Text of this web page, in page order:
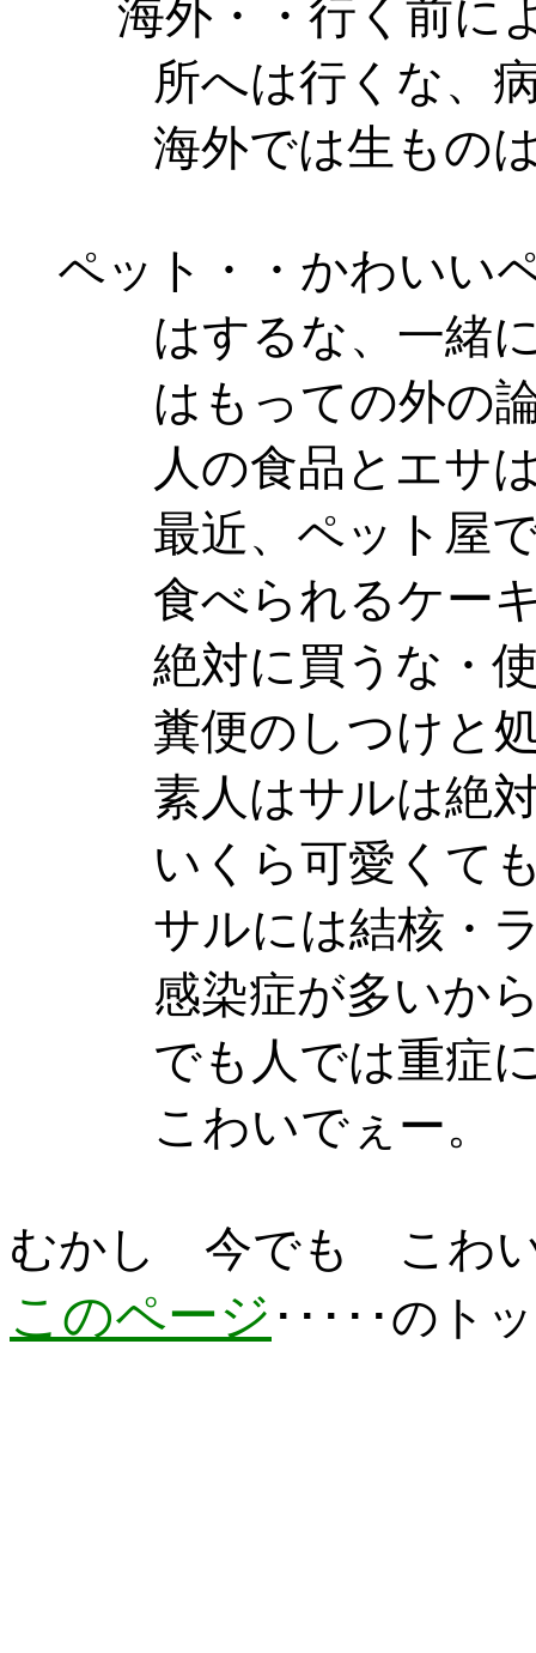
海外・・行く前によ
所へは行くな、病
海外では生ものは
ペット・・かわいい
はするな、一緒に
はもっての外の論
人の食品とエサは
最近、ペット屋で
食べられるケーキ
絶対に買うな・使
糞便のしつけと処
素人はサルは絶対
いくら可愛くても
サルには結核・ラ
感染症が多いから
でも人では重症に
こわいでぇー。
むかし 今でも こわ
このページ ･････のト